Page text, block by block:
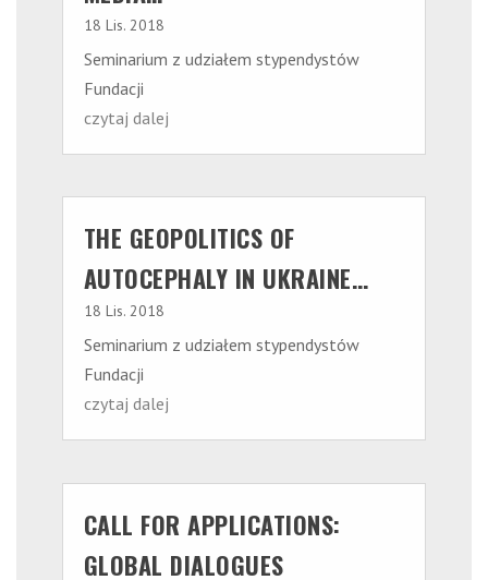
18 Lis. 2018
Seminarium z udziałem stypendystów
Fundacji
czytaj dalej
THE GEOPOLITICS OF
AUTOCEPHALY IN UKRAINE…
18 Lis. 2018
Seminarium z udziałem stypendystów
Fundacji
czytaj dalej
CALL FOR APPLICATIONS:
GLOBAL DIALOGUES